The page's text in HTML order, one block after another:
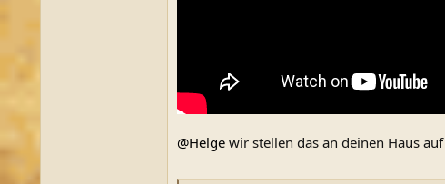
@Helgewir stellen das an deinen Haus auf